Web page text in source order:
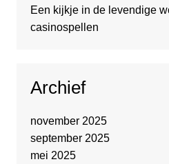
Een kijkje in de levendige
casinospellen
Archief
november 2025
september 2025
mei 2025